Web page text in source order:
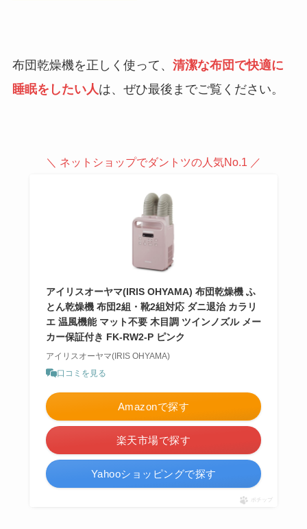
布団乾燥機を正しく使って、 清潔な布団で快適に
睡眠をしたい人 は、ぜひ最後までご覧ください。
＼ ネットショップでダントツの人気No.1 ／
アイリスオーヤマ(IRIS OHYAMA) 布団乾燥機 ふ
とん乾燥機 布団2組・靴2組対応 ダニ退治 カラリ
エ 温風機能 マット不要 木目調 ツインノズル メー
カー保証付き FK-RW2-P ピンク
アイリスオーヤマ(IRIS OHYAMA)
口コミを見る
Amazonで探す
楽天市場で探す
Yahooショッピングで探す
ポチップ